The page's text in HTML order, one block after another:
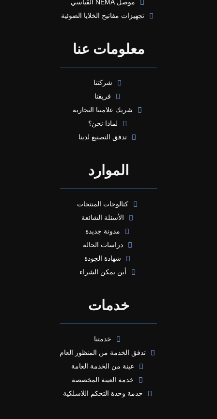
موصل NEMA القياسي
تجهيزات مفاتيح الخلايا الضوئية
معلومات عنا
شركتنا
فريقنا
شريك علامتنا التجارية
لماذا نحن؟
تدفق التصنيع لدينا
الموارد
كتالوجات المنتجات
الأسئلة الشائعة
مدونة جديدة
دراسات الحالة
شهادة الجودة
أين يمكن الشراء
خدمات
خدمتنا
تدفق الخدمة من المنظور العام
عينة من الخدمة العامة
خدمة العينة المخصصة
خدمة وحدة التحكم اللاسلكية